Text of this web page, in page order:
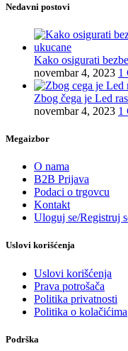
Nedavni postovi
Kako osigurati
novembar 4, 2023 1
Zbog čega je Led
novembar 4, 2023 1
Megaizbor
O nama
B2B Prijava
Podaci o trgovcu
Kontakt
Uloguj se/Registruj
Uslovi korišćenja
Uslovi korišćenja
Prava potrošača
Politika privatnosti
Politika o kolačićima
Podrška